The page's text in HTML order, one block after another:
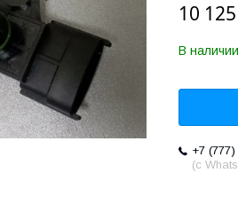
10
В наличии
+7
(с